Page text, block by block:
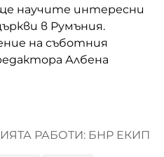
научите интересни
в Румъния.
на съботния
Албена
РАБОТИ: БНР ЕКИП